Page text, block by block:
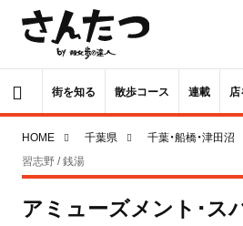
街を知る 散歩コース 連載
HOME 千葉県 千葉・船橋・津田沼
習志野 / 銭湯
アミューズメント･ス